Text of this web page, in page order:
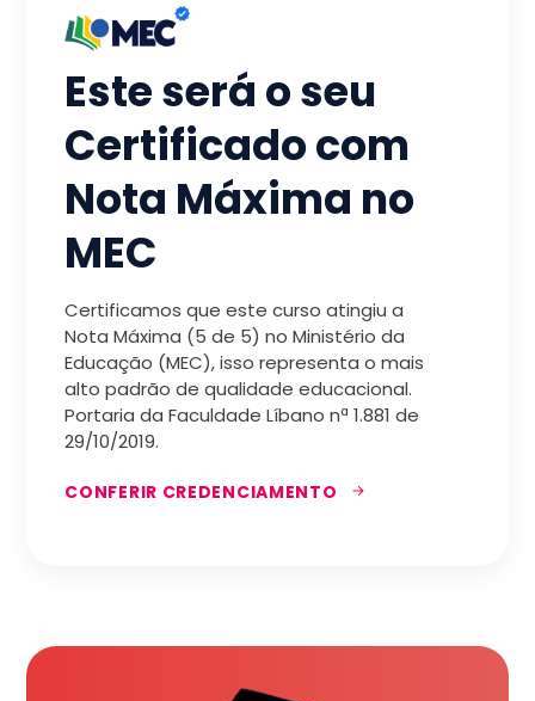
Este será o seu
Certificado com
Nota Máxima no
MEC
Certificamos que este curso atingiu a
Nota Máxima (5 de 5) no Ministério da
Educação (MEC), isso representa o mais
alto padrão de qualidade educacional.
Portaria da Faculdade Líbano nª 1.881 de
29/10/2019.
CONFERIR CREDENCIAMENTO